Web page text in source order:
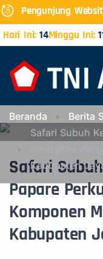
Pengunjung
Hari Ini: 14Minggu Ini:
Beranda
Berita
Safari Subuh
Kabupaten
Safari
Papare
Komponen
Kabupaten